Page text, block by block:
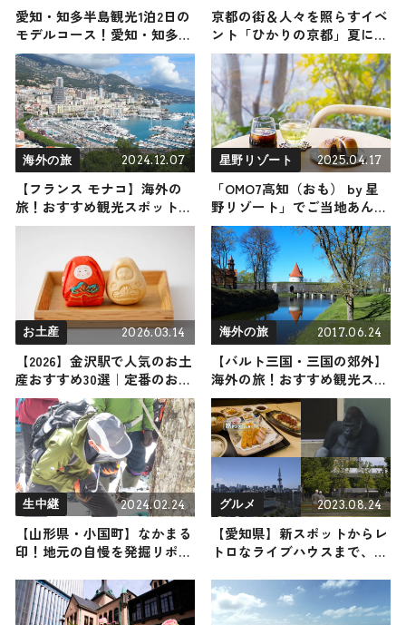
愛知・知多半島観光1泊2日の
モデルコース！愛知・知多半
島エリアの人気スポット・名
所を満喫できる王道の旅程を
紹介
京都の街＆人々を照らすイベ
ント「ひかりの京都」夏に初
開催
海外の旅 2024.12.07
【フランス モナコ】海外の
旅！おすすめ観光スポットや
グルメをリポート 2024年12
星野リゾート 2025.04.17
「OMO7高知（おも） by 星
野リゾート」でご当地あんぱ
んに合うドリンクを決めよ
う！ 連続テレビ小説『あん
ぱん』放送に合わせたイベン
トが開催
お土産 2026.03.14
【2026】金沢駅で人気のお土
産おすすめ30選｜定番のお菓
子からおしゃれなお土産・ば
らまき用や女性向けまで幅広
く紹介
海外の旅 2017.06.24
【バルト三国・三国の郊外】
海外の旅！おすすめ観光スポ
ットやグルメをリポート
生中継 2024.02.24
【山形県・小国町】なかまる
印！地元の自慢を発掘リポー
グルメ 2023.08.24
【愛知県】新スポットからレ
トロなライブハウスまで、こ
の魅力を知り尽くす旅